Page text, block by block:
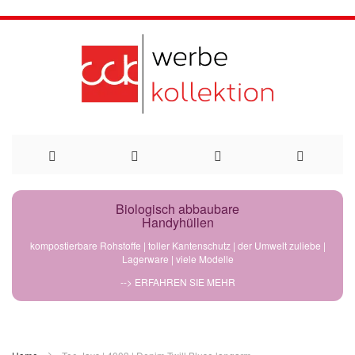
Direkt
Biologisch abbaubare
Handyhüllen
kompostierbare Rohstoffe | toller Kantenschutz | der Umwelt zuliebe |
Lagerware | viele Modelle
--> ERFAHREN SIE MEHR